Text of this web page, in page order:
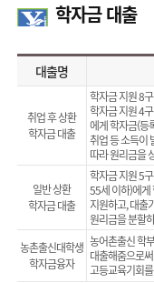
학자금 대출
대출명
취업 후 상환
학자금 대출
학자금 지원 8
학자금 지원 4
에게 학자금(등
취업 등 소득이
따라 원리금을
일반 상환
학자금 대출
학자금 지원 5
55세 이하)에게
지원하고, 대출
원리금을 분할
농촌출신대학생
학자금융자
농어촌출신 학
대출해줌으로
고등교육기회